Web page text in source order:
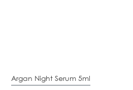
Argan Night Serum 5ml